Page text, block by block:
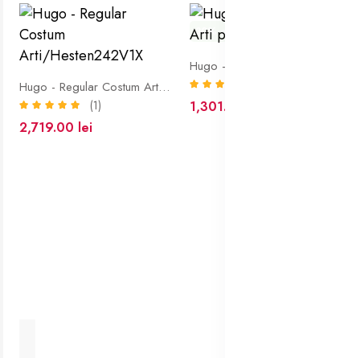
Hugo - Regular Costum Arti/Hesten242V1X
(1)
2,719.00 lei
30% off
1,301.00 lei